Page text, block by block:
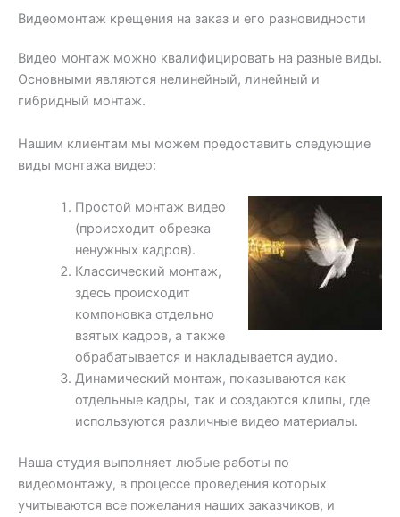
Видеомонтаж крещения на заказ и его разновидности
Видео монтаж можно квалифицировать на разные виды.
Основными являются нелинейный, линейный и
гибридный монтаж.
Нашим клиентам мы можем предоставить следующие
виды монтажа видео:
Простой монтаж видео
(происходит обрезка
ненужных кадров).
Классический монтаж,
здесь происходит
компоновка отдельно
взятых кадров, а также
обрабатывается и накладывается аудио.
Динамический монтаж, показываются как
отдельные кадры, так и создаются клипы, где
используются различные видео материалы.
Наша студия выполняет любые работы по
видеомонтажу, в процессе проведения которых
учитываются все пожелания наших заказчиков, и